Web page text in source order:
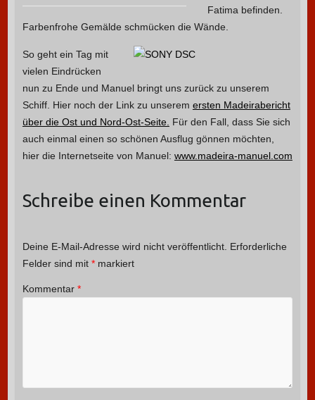
Fatima befinden.
Farbenfrohe Gemälde schmücken die Wände.
So geht ein Tag mit
vielen Eindrücken
nun zu Ende und Manuel bringt uns zurück zu unserem
Schiff. Hier noch der Link zu unserem ersten Madeirabericht
über die Ost und Nord-Ost-Seite. Für den Fall, dass Sie sich
auch einmal einen so schönen Ausflug gönnen möchten,
hier die Internetseite von Manuel: www.madeira-manuel.com
Schreibe einen Kommentar
Deine E-Mail-Adresse wird nicht veröffentlicht. Erforderliche
Felder sind mit *markiert
Kommentar *